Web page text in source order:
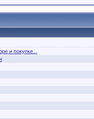
и покупке...